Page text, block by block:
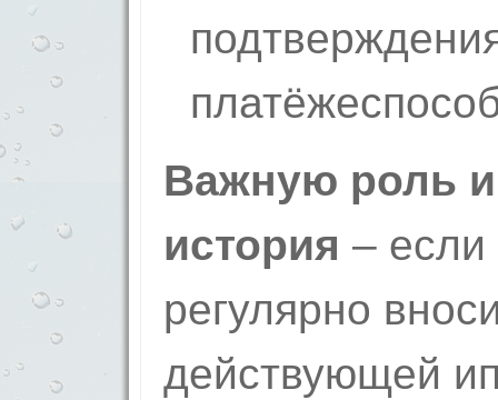
Важную роль
история –
регулярно
действующей